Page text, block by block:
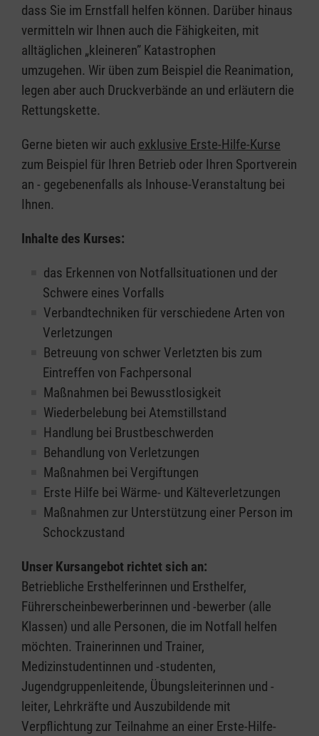
dass Sie im Ernstfall helfen können. Darüber hinaus
vermitteln wir Ihnen auch die Fähigkeiten, mit
alltäglichen „kleineren” Katastrophen
umzugehen. Wir üben zum Beispiel die Reanimation,
legen aber auch Druckverbände an und erläutern die
Rettungskette.
Gerne bieten wir auch exklusive Erste-Hilfe-Kurse
zum Beispiel für Ihren Betrieb oder Ihren Sportverein
an - gegebenenfalls als Inhouse-Veranstaltung bei
Ihnen.
Inhalte des Kurses:
das Erkennen von Notfallsituationen und der
Schwere eines Vorfalls
Verbandtechniken für verschiedene Arten von
Verletzungen
Betreuung von schwer Verletzten bis zum
Eintreffen von Fachpersonal
Maßnahmen bei Bewusstlosigkeit
Wiederbelebung bei Atemstillstand
Handlung bei Brustbeschwerden
Behandlung von Verletzungen
Maßnahmen bei Vergiftungen
Erste Hilfe bei Wärme- und Kälteverletzungen
Maßnahmen zur Unterstützung einer Person im
Schockzustand
Unser Kursangebot richtet sich an:
Betriebliche Ersthelferinnen und Ersthelfer,
Führerscheinbewerberinnen und -bewerber (alle
Klassen) und alle Personen, die im Notfall helfen
möchten. Trainerinnen und Trainer,
Medizinstudentinnen und -studenten,
Jugendgruppenleitende, Übungsleiterinnen und -
leiter, Lehrkräfte und Auszubildende mit
Verpflichtung zur Teilnahme an einer Erste-Hilfe-